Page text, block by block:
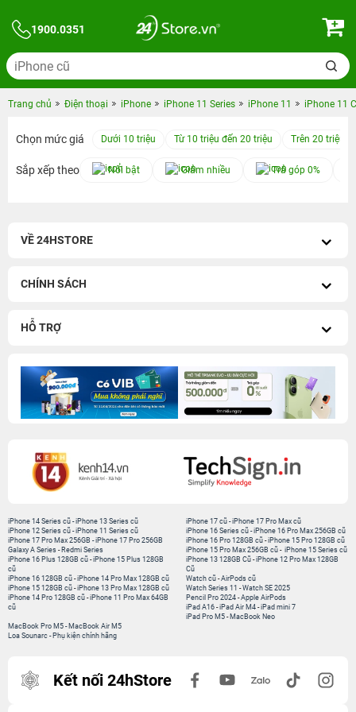
1900.0351
Trang chủ Điện thoại iPhone iPhone 11 Series iPhone 11 iPhone 11
Chọn mức giá Dưới 10 triệu Từ 10 triệu đến 20 triệu Trên 20 triệu
Sắp xếp theo Nổi bật Giảm nhiều Trả góp 0%
VỀ 24HSTORE
CHÍNH SÁCH
HỖ TRỢ
iPhone 14 Series cũ -iPhone 13 Series cũ
iPhone 12 Series cũ -iPhone 11 Series cũ
iPhone 17 Pro Max 256GB -iPhone 17 Pro 256GB
Galaxy A Series - Redmi Series
iPhone 17 cũ -iPhone 17 Pro Max cũ
iPhone 16 Series cũ - iPhone 16 Pro Max 256GB cũ
iPhone 16 Pro 128GB cũ -iPhone 15 Pro 128GB cũ
iPhone 15 Pro Max 256GB cũ - iPhone 15 Series cũ
iPhone 16 Plus 128GB cũ -iPhone 15 Plus 128GB
cũ
iPhone 16 128GB cũ -iPhone 14 Pro Max 128GB cũ
iPhone 15 128GB cũ -iPhone 13 Pro Max 128GB cũ
iPhone 14 Pro 128GB cũ -iPhone 11 Pro Max 64GB
cũ
iPhone 13 128GB Cũ -iPhone 12 Pro Max 128GB
Cũ
Watch cũ -AirPods cũ
Watch Series 11 -Watch SE 2025
Pencil Pro 2024 -Apple AirPods
iPad A16 -iPad Air M4 -iPad mini 7
iPad Pro M5 - MacBook Neo
MacBook Pro M5 - MacBook Air M5
Loa Sounarc - Phụ kiện chính hãng
Kết nối 24hStore